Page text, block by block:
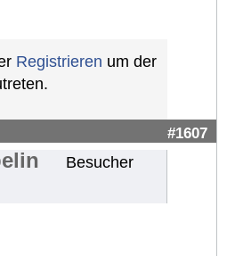
Registrieren um der
#1607
Besucher